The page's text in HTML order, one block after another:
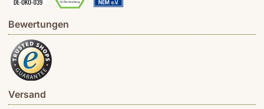
Bewertungen
Versand